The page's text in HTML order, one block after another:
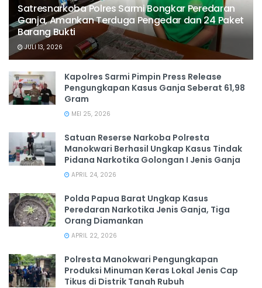
Satresnarkoba Polres Sarmi Bongkar Peredaran
Ganja, Amankan Terduga Pengedar dan 24 Paket
Barang Bukti
JULI 13, 2026
Kapolres Sarmi Pimpin Press Release
Pengungkapan Kasus Ganja Seberat 61,98
Gram
MEI 25, 2026
Satuan Reserse Narkoba Polresta
Manokwari Berhasil Ungkap Kasus Tindak
Pidana Narkotika Golongan I Jenis Ganja
APRIL 24, 2026
Polda Papua Barat Ungkap Kasus
Peredaran Narkotika Jenis Ganja, Tiga
Orang Diamankan
APRIL 22, 2026
Polresta Manokwari Pengungkapan
Produksi Minuman Keras Lokal Jenis Cap
Tikus di Distrik Tanah Rubuh